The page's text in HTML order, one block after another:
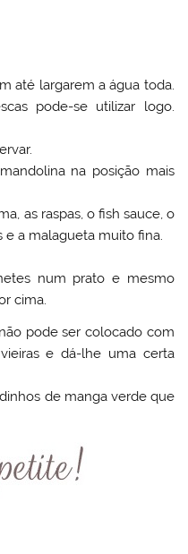
até largarem a água toda.
pode-se utilizar logo.
na posição mais
as raspas, o fish sauce, o
e a malagueta muito fina.
num prato e mesmo
cima.
pode ser colocado com
e dá-lhe uma certa
de manga verde que